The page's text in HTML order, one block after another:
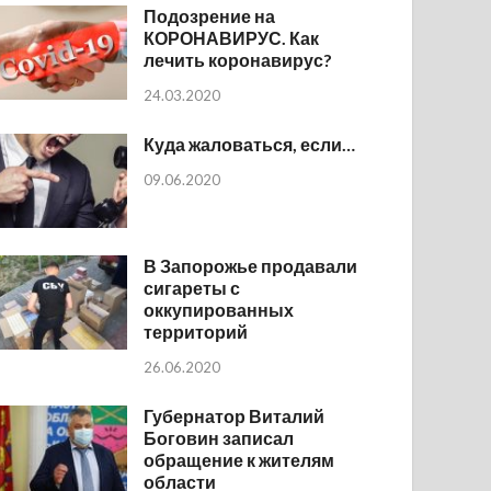
Подозрение на
КОРОНАВИРУС. Как
лечить коронавирус?
24.03.2020
Куда жаловаться, если…
09.06.2020
В Запорожье продавали
сигареты с
оккупированных
территорий
26.06.2020
Губернатор Виталий
Боговин записал
обращение к жителям
области